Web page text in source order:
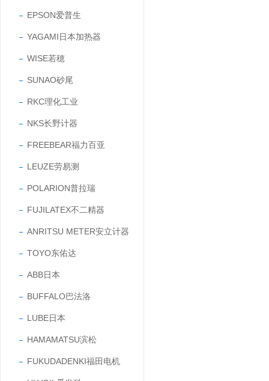
EPSON爱普生
YAGAMI日本加热器
WISE若穂
SUNAO砂尾
RKC理化工业
NKS长野计器
FREEBEAR福力百亚
LEUZE劳易测
POLARION普拉瑞
FUJILATEX不二精器
ANRITSU METER安立计器
TOYO东佑达
ABB日本
BUFFALO巴法洛
LUBE日本
HAMAMATSU滨松
FUKUDADENKI福田电机